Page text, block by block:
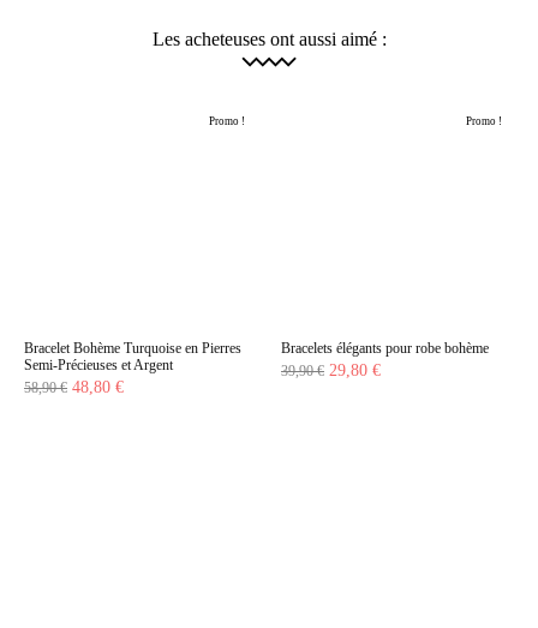
Les acheteuses ont aussi aimé :
Promo !
Bracelet Bohème Turquoise en Pierres
Semi-Précieuses et Argent
58,90€ Le
48,80 €Le
Promo !
Bracelets élégants pour robe bohème
39,90€ Le
29,80 €Le